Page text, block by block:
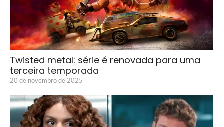
Twisted metal: série é renovada para uma
terceira temporada
20 de novembro de 2025